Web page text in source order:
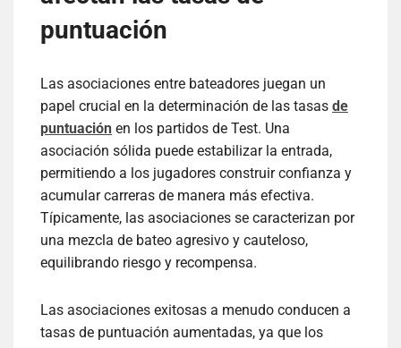
puntuación
Las asociaciones entre bateadores juegan un
papel crucial en la determinación de las tasas de
puntuación en los partidos de Test. Una
asociación sólida puede estabilizar la entrada,
permitiendo a los jugadores construir confianza y
acumular carreras de manera más efectiva.
Típicamente, las asociaciones se caracterizan por
una mezcla de bateo agresivo y cauteloso,
equilibrando riesgo y recompensa.
Las asociaciones exitosas a menudo conducen a
tasas de puntuación aumentadas, ya que los